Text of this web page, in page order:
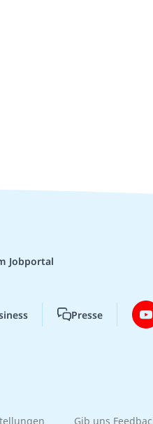
Jobportal
Presse
Gib uns